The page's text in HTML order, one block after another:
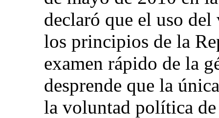
declaró que el uso
los principios de la
examen rápido de la
desprende que la
la voluntad política